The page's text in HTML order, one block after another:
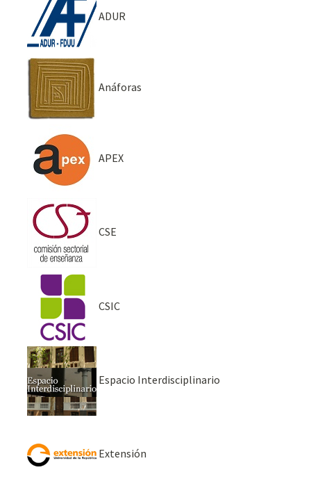
ADUR
Anáforas
APEX
CSE
CSIC
Espacio Interdisciplinario
Extensión